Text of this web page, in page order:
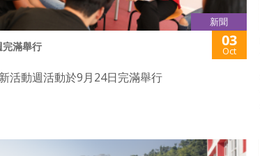
新聞
滿舉行 03
Oct
活動週活動於9月24日完滿舉行